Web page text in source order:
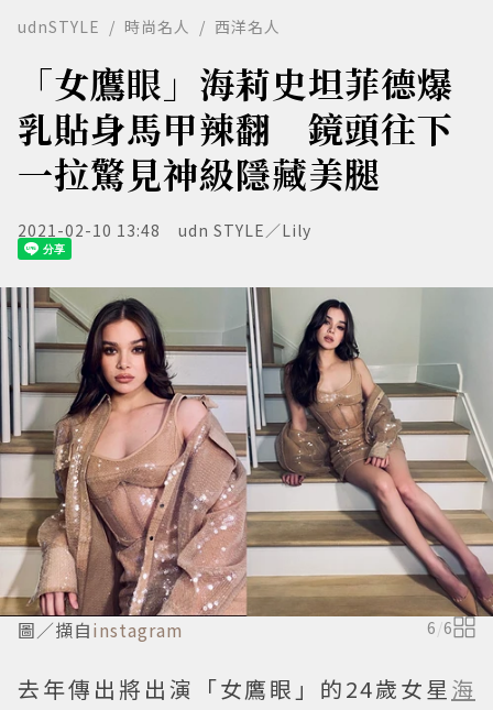
udnSTYLE 時尚名人 西洋名人
「女鷹眼」海莉史坦菲德爆
乳貼身馬甲辣翻 鏡頭往下
一拉驚見神級隱藏美腿
2021-02-10 13:48 udn STYLE／Lily
圖／擷自instagram 6 /6
去年傳出將出演「女鷹眼」的24歲女星 海